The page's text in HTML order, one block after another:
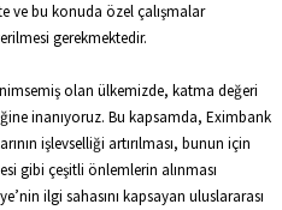
ve bu konuda özel çalışmalar
gerekmektedir.
olan ülkemizde, katma değeri
inanıyoruz. Bu kapsamda, Eximbank
işlevselliği artırılması, bunun için
gibi çeşitli önlemlerin alınması
ilgi sahasını kapsayan uluslararası